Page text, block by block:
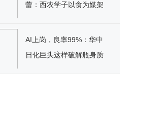
蕾：西农学子以食为媒架
AI上岗，良率99%：华中
日化巨头这样破解瓶身质